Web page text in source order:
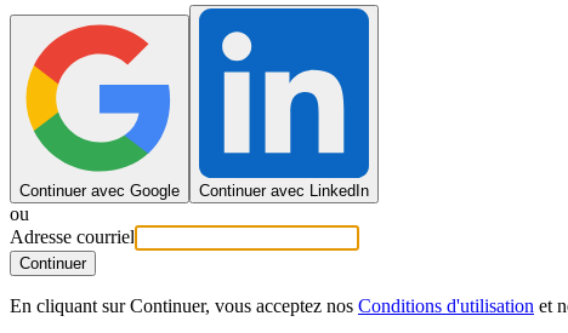
Continuer avec Google Continuer avec LinkedIn
ou
Adresse courriel
Continuer
En cliquant sur Continuer, vous acceptez nos Conditions d'utilisation et